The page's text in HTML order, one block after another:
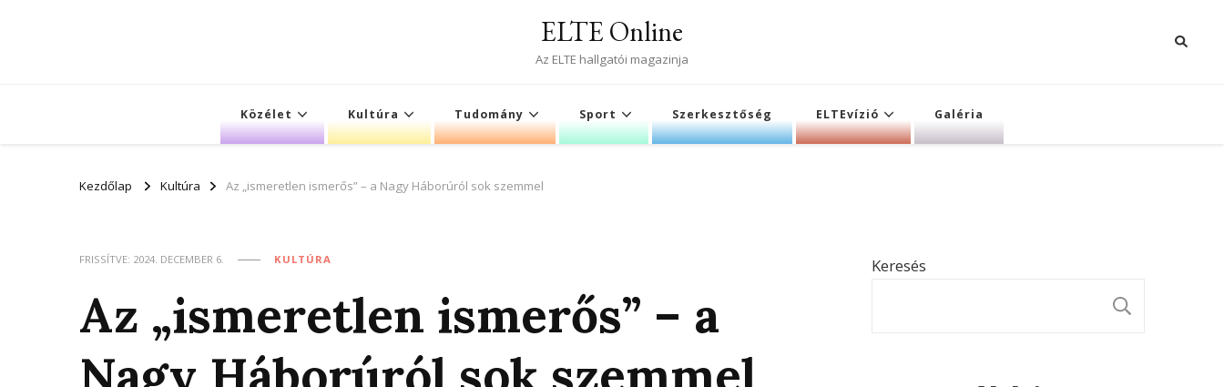
ELTE Online
Az ELTE hallgatói magazinja
Közélet Kultúra Tudomány Sport Szerkesztőség ELTEvízió Galéria
Kezdőlap Kultúra Az „ismeretlen ismerős” – a Nagy Háborúról sok szemmel
FRISSÍTVE: 2024. DECEMBER 6. KULTÚRA
Az „ismeretlen ismerős” – a
Nagy Háborúról sok szemmel
Keresés